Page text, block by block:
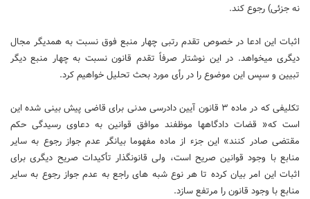
نه جزئی) رجوع کند.
اثبات این ادعا در خصوص تقدم رتبی چهار منبع فوق نسبت به همدیگر مجال
دیگری می‏خواهد. در این نوشتار صرفاً تقدم قانون نسبت به چهار منبع دیگر
تبیین و سپس این موضوع را در رأی مورد بحث تحلیل خواهیم کرد.
تکلیفی که در ماده ۳ قانون آیین دادرسی مدنی برای قاضی پیش‏ بینی شده این
است که« قضات دادگاهها موظفند موافق قوانین به دعاوی رسیدگی حکم
مقتضی صادر کنند» این جزء از ماده مفهوما بیانگر عدم جواز رجوع به سایر
منابع با وجود قوانین صریح است، ولی قانونگذار تأکیدات صریح دیگری برای
اثبات این امر بیان کرده تا هر نوع شبه ه‏ای راجع به عدم جواز رجوع به سایر
منابع با وجود قانون را مرتفع سازد.